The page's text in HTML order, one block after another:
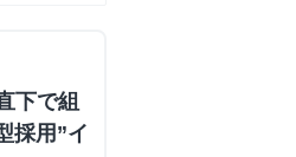
下で組
採用”イ